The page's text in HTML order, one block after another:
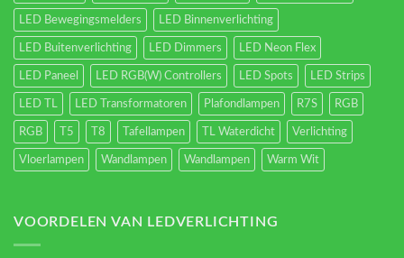
LED Bewegingsmelders LED Binnenverlichting
LED Buitenverlichting LED Dimmers LED Neon Flex
LED Paneel LED RGB(W) Controllers LED Spots LED Strips
LED TL LED Transformatoren Plafondlampen R7S RGB
RGB T5 T8 Tafellampen TL Waterdicht Verlichting
Vloerlampen Wandlampen Wandlampen Warm Wit
VOORDELEN VAN LEDVERLICHTING